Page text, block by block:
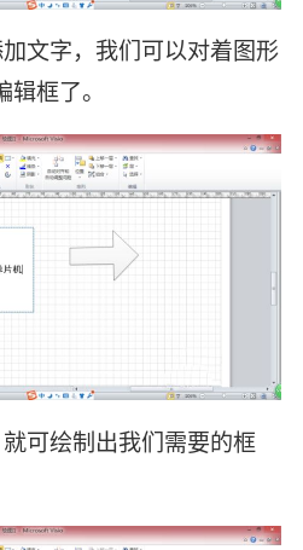
文字，我们可以对着图形
框了。
可绘制出我们需要的框